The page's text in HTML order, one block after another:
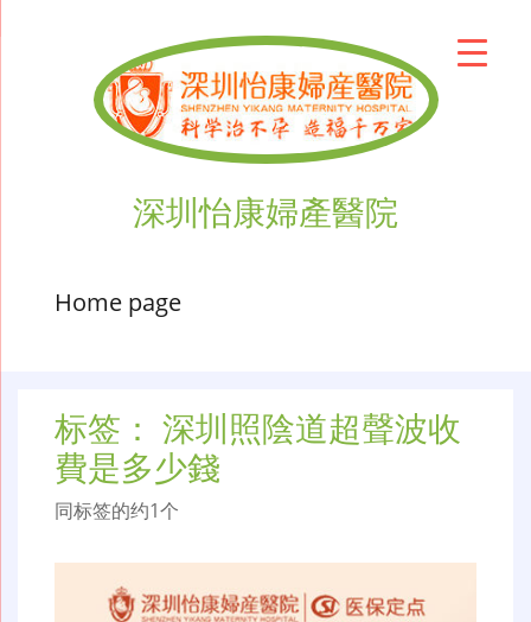
深圳怡康婦產醫院
Home page
标签： 深圳照陰道超聲波收
費是多少錢
同标签的约1个